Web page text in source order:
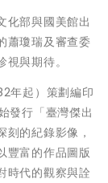
化部與國美館出
蕭瓊瑞及審查委
與期待。
年起）策劃編印
發行「臺灣傑出
的紀錄影像，
豐富的作品圖版
時代的觀察與詮